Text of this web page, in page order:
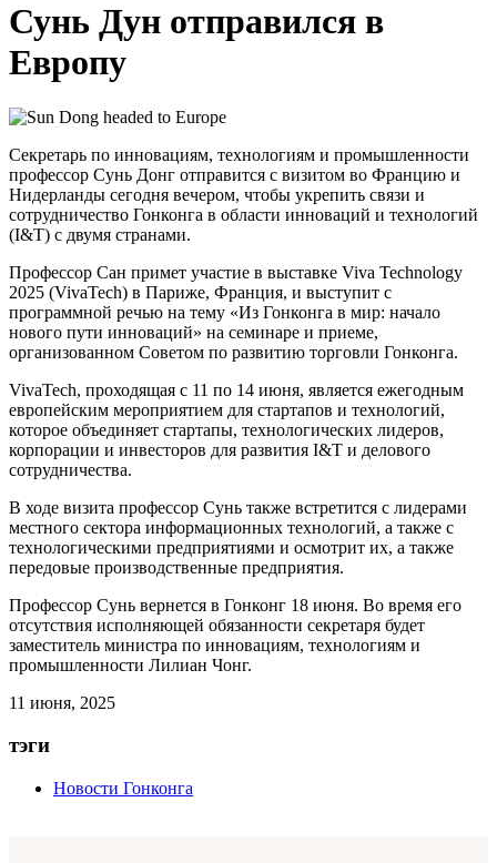
Сунь Дун отправился в
Европу
Секретарь по инновациям, технологиям и промышленности
профессор Сунь Донг отправится с визитом во Францию и
Нидерланды сегодня вечером, чтобы укрепить связи и
сотрудничество Гонконга в области инноваций и технологий
(I&T) с двумя странами.
Профессор Сан примет участие в выставке Viva Technology
2025 (VivaTech) в Париже, Франция, и выступит с
программной речью на тему «Из Гонконга в мир: начало
нового пути инноваций» на семинаре и приеме,
организованном Советом по развитию торговли Гонконга.
VivaTech, проходящая с 11 по 14 июня, является ежегодным
европейским мероприятием для стартапов и технологий,
которое объединяет стартапы, технологических лидеров,
корпорации и инвесторов для развития I&T и делового
сотрудничества.
В ходе визита профессор Сунь также встретится с лидерами
местного сектора информационных технологий, а также с
технологическими предприятиями и осмотрит их, а также
передовые производственные предприятия.
Профессор Сунь вернется в Гонконг 18 июня. Во время его
отсутствия исполняющей обязанности секретаря будет
заместитель министра по инновациям, технологиям и
промышленности Лилиан Чонг.
11 июня, 2025
тэги
Новости Гонконга